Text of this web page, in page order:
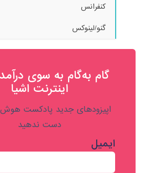
کنفرانس
گنو/لینوکس
گام به‌گام به‌ سوی
اینترنت اشیا
اپیزودهای جدید پادکست هوش
دست ندهید
ایمیل